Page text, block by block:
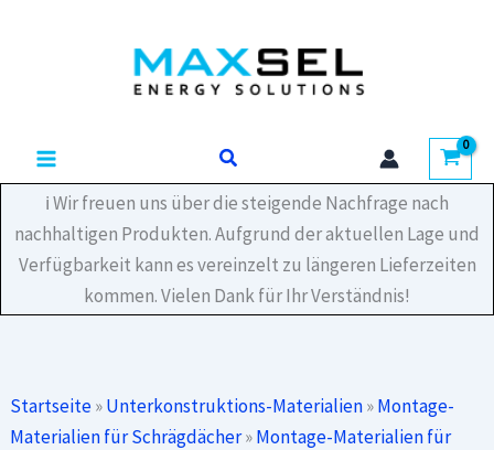
Suchen
ℹ️ Wir freuen uns über die steigende Nachfrage nach
nachhaltigen Produkten. Aufgrund der aktuellen Lage und
Verfügbarkeit kann es vereinzelt zu längeren Lieferzeiten
kommen. Vielen Dank für Ihr Verständnis!
Startseite»Unterkonstruktions-Materialien»Montage-
Materialien für Schrägdächer»Montage-Materialien für